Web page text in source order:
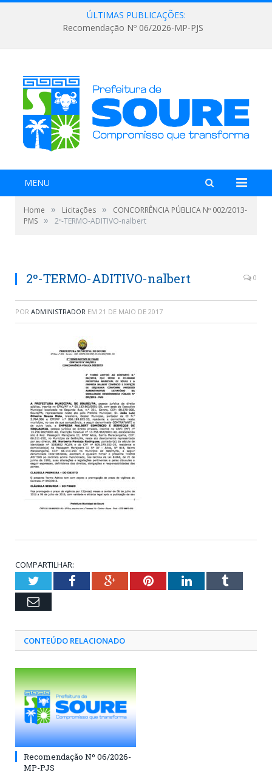
ÚLTIMAS PUBLICAÇÕES:
Recomendação Nº 06/2026-MP-PJS
MENU
Home » Licitações »
CONCORRÊNCIA PÚBLICA Nº 002/2013-
PMS » 2º-TERMO-ADITIVO-nalbert
2º-TERMO-ADITIVO-nalbert 0
POR ADMINISTRADOR EM 21 DE MAIO DE 2017
COMPARTILHAR:
TwitterFacebookGoogle+PinterestLinkedInTumblr
Email
CONTEÚDO RELACIONADO
Recomendação Nº 06/2026-
MP-PJS